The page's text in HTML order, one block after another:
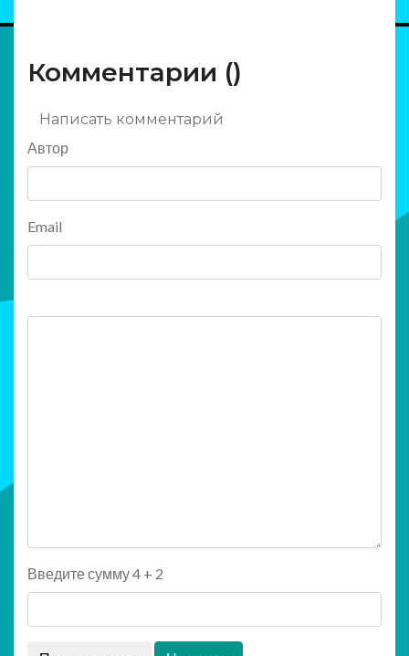
Комментарии ()
Написать комментарий
Автор
Email
Введите сумму 4 + 2